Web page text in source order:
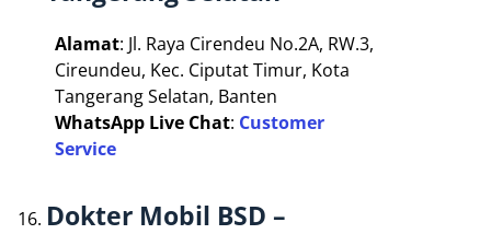
Alamat: Jl. Raya Cirendeu No.2A, RW.3,
Cireundeu, Kec. Ciputat Timur, Kota
Tangerang Selatan, Banten
WhatsApp Live Chat: Customer
Service
Dokter Mobil BSD –